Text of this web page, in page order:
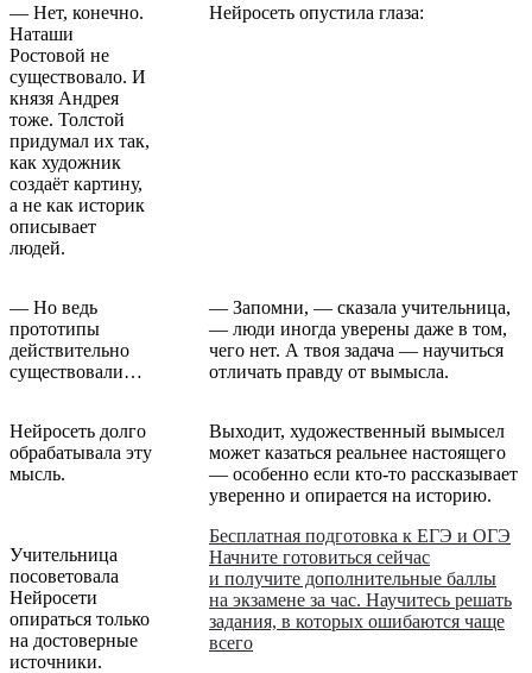
— Нет, конечно.
Наташи
Ростовой не
существовало. И
князя Андрея
тоже. Толстой
придумал их так,
как художник
создаёт картину,
а не как историк
описывает
людей.
Нейросеть опустила глаза:
— Но ведь
прототипы
действительно
существовали…
— Запомни, — сказала учительница,
— люди иногда уверены даже в том,
чего нет. А твоя задача — научиться
отличать правду от вымысла.
Нейросеть долго
обрабатывала эту
мысль.
Выходит, художественный вымысел
может казаться реальнее настоящего
— особенно если кто-то рассказывает
уверенно и опирается на историю.
Учительница
посоветовала
Нейросети
опираться только
на достоверные
источники.
Бесплатная подготовка к ЕГЭ и ОГЭ
Начните готовиться сейчас
и получите дополнительные баллы
на экзамене за час. Научитесь решать
задания, в которых ошибаются чаще
всего